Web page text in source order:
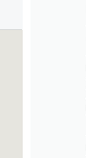
*
No
*
*
*